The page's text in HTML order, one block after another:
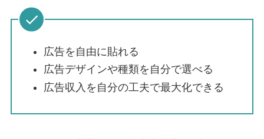
広告を自由に貼れる
広告デザインや種類を自分で選べる
広告収入を自分の工夫で最大化できる